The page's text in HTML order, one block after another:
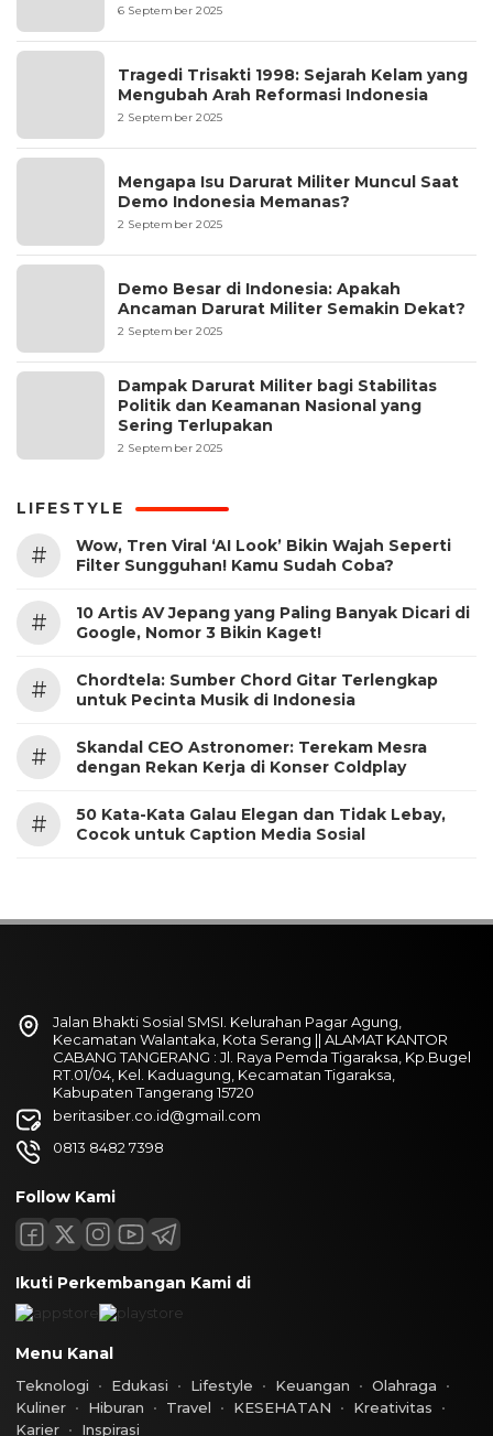
6 September 2025
Tragedi Trisakti 1998: Sejarah Kelam yang
Mengubah Arah Reformasi Indonesia
2 September 2025
Mengapa Isu Darurat Militer Muncul Saat
Demo Indonesia Memanas?
2 September 2025
Demo Besar di Indonesia: Apakah
Ancaman Darurat Militer Semakin Dekat?
2 September 2025
Dampak Darurat Militer bagi Stabilitas
Politik dan Keamanan Nasional yang
Sering Terlupakan
2 September 2025
LIFESTYLE
#
Wow, Tren Viral ‘AI Look’ Bikin Wajah Seperti
Filter Sungguhan! Kamu Sudah Coba?
#
10 Artis AV Jepang yang Paling Banyak Dicari di
Google, Nomor 3 Bikin Kaget!
#
Chordtela: Sumber Chord Gitar Terlengkap
untuk Pecinta Musik di Indonesia
#
Skandal CEO Astronomer: Terekam Mesra
dengan Rekan Kerja di Konser Coldplay
#
50 Kata-Kata Galau Elegan dan Tidak Lebay,
Cocok untuk Caption Media Sosial
Jalan Bhakti Sosial SMSI. Kelurahan Pagar Agung,
Kecamatan Walantaka, Kota Serang || ALAMAT KANTOR
CABANG TANGERANG : Jl. Raya Pemda Tigaraksa, Kp.Bugel
RT.01/04, Kel. Kaduagung, Kecamatan Tigaraksa,
Kabupaten Tangerang 15720
beritasiber.co.id@gmail.com
0813 8482 7398
Follow Kami
Ikuti Perkembangan Kami di
Menu Kanal
Teknologi Edukasi Lifestyle Keuangan
Olahraga
Kuliner
Hiburan Travel KESEHATAN
Kreativitas
Karier
Inspirasi